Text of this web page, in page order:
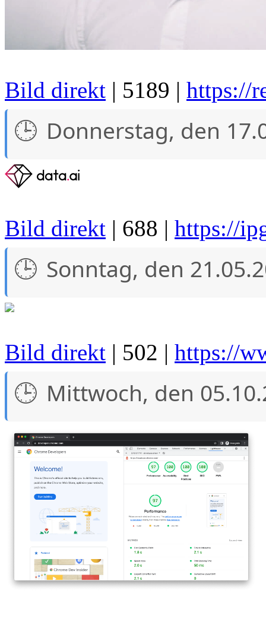
Bild direkt | 5189 | https://
Donnerstag, den
Bild direkt | 688 | https://
Sonntag, den
Bild direkt | 502 | https://
Mittwoch, den